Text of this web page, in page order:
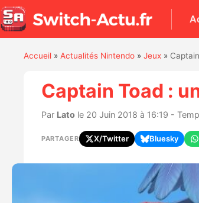
Accueil» Actualités Nintendo» Jeux»
Captain Toad :
Par Latole 20 Juin 2018 à 16:19 -
PARTAGER X/Twitter Bluesky